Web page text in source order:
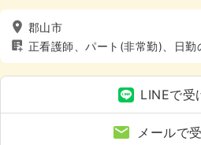
郡山市
正看護師、パート(非常勤)、日勤
8休以上
LINEで受
メールで